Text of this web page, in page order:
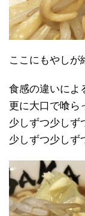
ここにもやしが
食感の違いによ
更に大口で喰ら
少しずつ少しず
少しずつ少しず